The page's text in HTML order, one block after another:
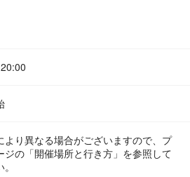
より異なる場合がございますので、プ
ジの「開催場所と行き方」を参照して